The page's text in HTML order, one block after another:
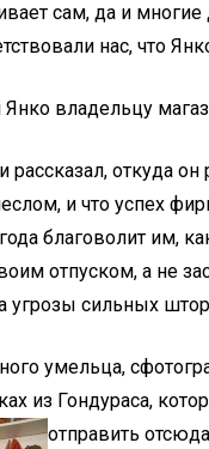
сам, да и
нас, что
владельцу
откуда
и что успех
благоволит им,
отпуском, а не
угрозы сильных
умельца,
из Гондураса,
отправить